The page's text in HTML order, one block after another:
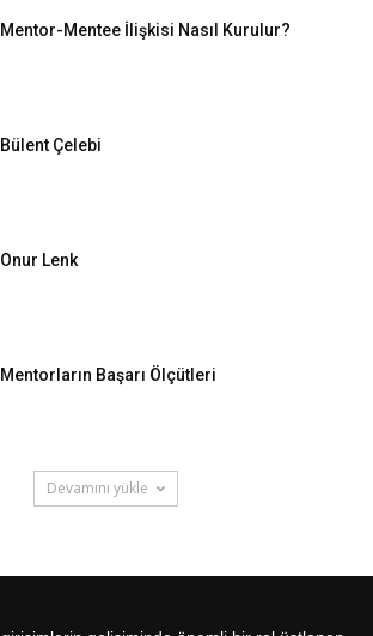
Mentor-Mentee İlişkisi Nasıl Kurulur?
Bülent Çelebi
Onur Lenk
Mentorların Başarı Ölçütleri
Devamını yükle